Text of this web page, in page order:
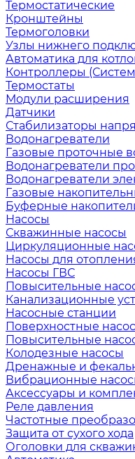
Термостатические
Кронштейны
Термоголовки
Узлы нижнего
Автоматика для
Контроллеры
Термостаты
Модули расширения
Датчики
Стабилизаторы
Водонагреватели
Газовые проточные
Водонагреватели
Водонагреватели
Газовые
Буферные
Насосы
Скважинные насосы
Циркуляционные
Насосы для
Насосы ГВС
Повысительные
Канализационные
Насосные станции
Поверхностные
Повысительные
Колодезные насосы
Дренажные и
Вибрационные
Аксессуары и
Реле давления
Частотные
Защита от сухого хода
Оголовки для